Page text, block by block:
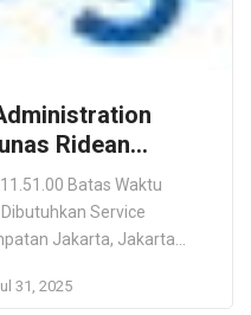
Ridean
Lamar
Batas Waktu
Service
Jakarta, Jakarta
PT Tunas Ridean
31, 2025